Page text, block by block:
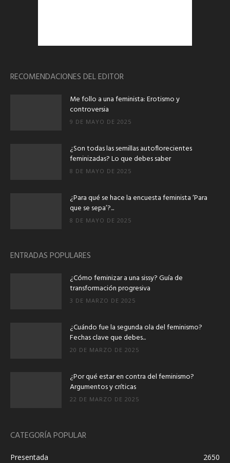
RECOMENDACIONES DEL EDITOR
Me follo a una feminista: Erotismo y
controversia
9 DE MAYO DE 2025
¿Son todas las semillas autoflorecientes
feminizadas? Lo que debes saber
8 DE MAYO DE 2025
¿Para qué se hace la encuesta feminista ‘Para
que se sepa’?...
8 DE MAYO DE 2025
ENTRADAS POPULARES
¿Cómo feminizar a una sissy? Guía de
transformación progresiva
3 DE MARZO DE 2025
¿Cuándo fue la segunda ola del feminismo?
Fechas clave que debes...
20 DE MARZO DE 2025
¿Por qué estar en contra del feminismo?
Argumentos y críticas
22 DE MARZO DE 2025
CATEGORÍA POPULAR
Presentada
2650